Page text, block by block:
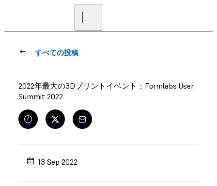
すべての投稿
2022年最大の3Dプリントイベント：Formlabs User
Summit 2022
13 Sep 2022